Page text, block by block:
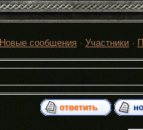
Новые сообщения · Участники ·